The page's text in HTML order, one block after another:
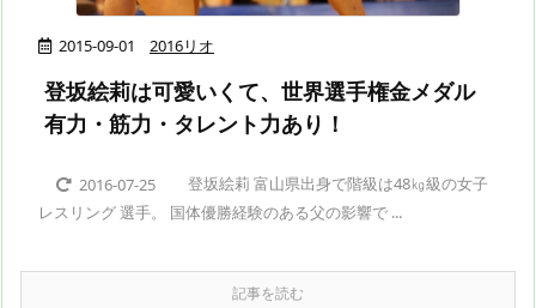
2015-09-01 2016リオ
登坂絵莉は可愛いくて、世界選手権金メダル
有力・筋力・タレント力あり！
2016-07-25
登坂絵莉 富山県出身で階級は48㎏級の女子
レスリング 選手。 国体優勝経験のある父の影響で ...
記事を読む